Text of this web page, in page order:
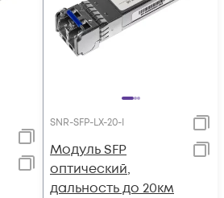
SNR-SFP-LX-20-I
Модуль SFP
оптический,
дальность до 20км